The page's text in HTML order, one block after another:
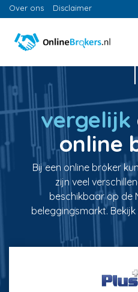
Over ons Disclaimer
vergelijk
online
Bij een online broker
zijn veel
beschikbaar op de
beleggingsmarkt.